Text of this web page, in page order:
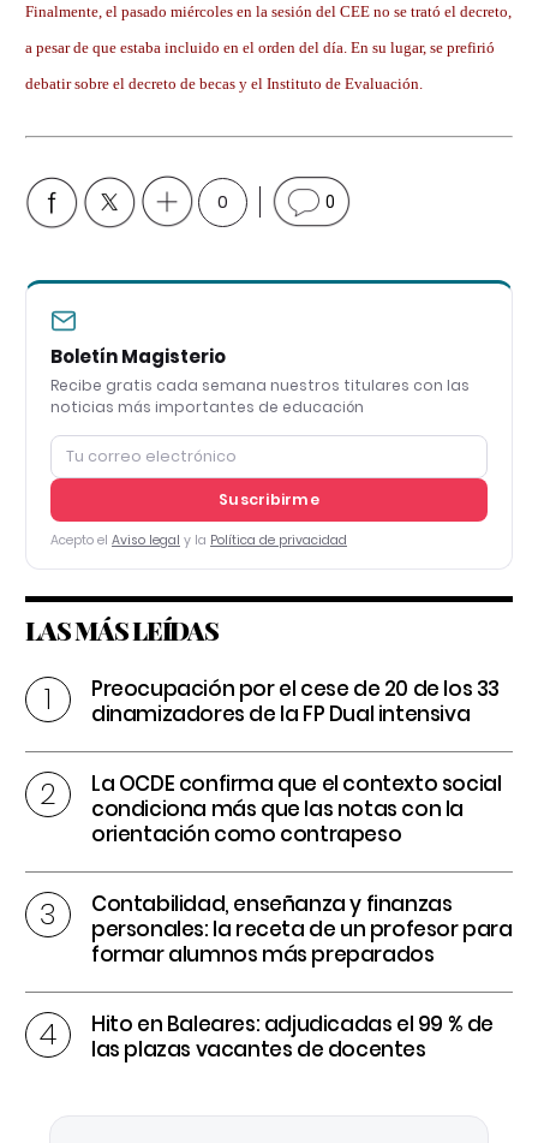
Finalmente, el pasado miércoles en la sesión del CEE no se trató el decreto,
a pesar de que estaba incluido en el orden del día. En su lugar, se prefirió
debatir sobre el decreto de becas y el Instituto de Evaluación.
0 0
Boletín Magisterio
Recibe gratis cada semana nuestros titulares con las
noticias más importantes de educación
Suscribirme
Acepto el Aviso legal y la Política de privacidad
LAS MÁS LEÍDAS
Preocupación por el cese de 20 de los 33
dinamizadores de la FP Dual intensiva
La OCDE confirma que el contexto social
condiciona más que las notas con la
orientación como contrapeso
Contabilidad, enseñanza y finanzas
personales: la receta de un profesor para
formar alumnos más preparados
Hito en Baleares: adjudicadas el 99 % de
las plazas vacantes de docentes